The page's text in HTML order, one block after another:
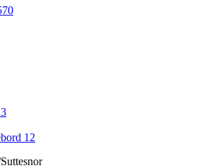
3
12
Suttesnor